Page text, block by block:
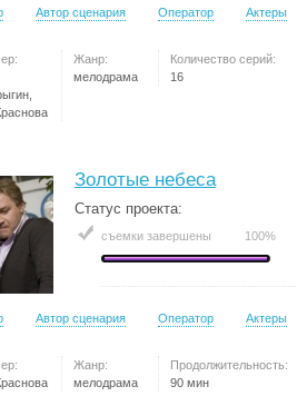
Автор сценария Оператор Актеры
Жанр:
мелодрама
Количество серий:
16
Золотые небеса
Статус проекта:
съемки завершены 100%
Автор сценария Оператор Актеры
Жанр:
мелодрама
Продолжительность:
90 мин